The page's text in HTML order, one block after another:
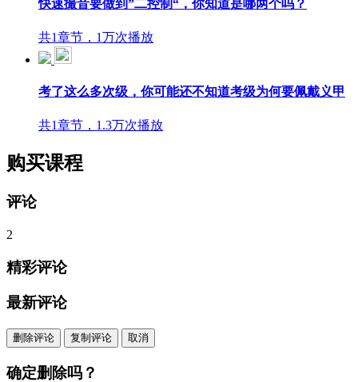
快速撮音要做到”二控制“，你知道是哪两个吗？
共1章节，1万次播放
考了这么多次级，你可能还不知道考级为何要佩戴义甲
共1章节，1.3万次播放
购买课程
评论
2
精彩评论
最新评论
删除评论 复制评论 取消
确定删除吗？